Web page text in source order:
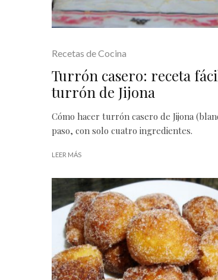
Recetas de Cocina
Turrón casero: receta
turrón de Jijona
Cómo hacer turrón casero de Jijona
paso, con solo cuatro ingredientes.
LEER MÁS